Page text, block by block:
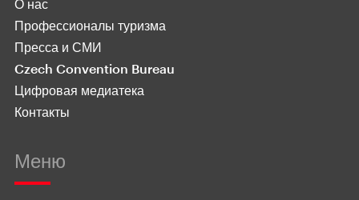
О нас
Профессионалы туризма
Пресса и СМИ
Czech Convention Bureau
Цифровая медиатека
Контакты
Меню